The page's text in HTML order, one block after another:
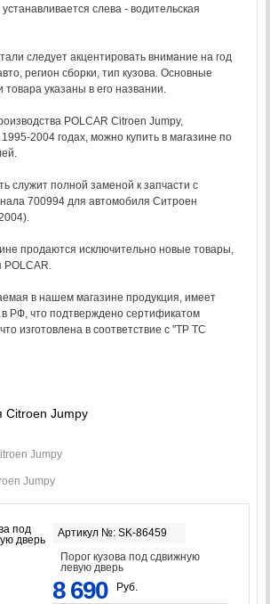
слева - водительская
следует акцентировать внимание на год
регион сборки, тип кузова. Основные
товара указаны в его названии.
POLCAR Citroen Jumpy,
2004 годах, можно купить в магазине по
служит полной заменой к запчасти с
700994 для автомобиля Ситроен
продаются исключительно новые товары,
в нашем магазине продукция, имеет
РФ, что подтверждено сертификатом
изготовлена в соответствие с "ТР ТС
Citroen Jumpy
Jumpy
Jumpy
Артикул №: SK-86459
Порог кузова под сдвижную
левую дверь
8 690 Руб.